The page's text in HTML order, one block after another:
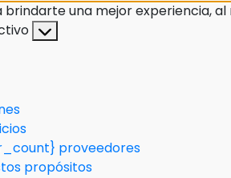
brindarte una mejor experiencia,
proveedores
propósitos